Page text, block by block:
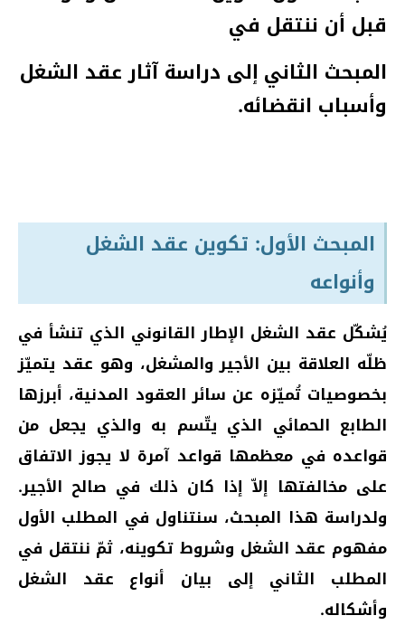
قبل أن ننتقل في
المبحث الثاني إلى دراسة آثار عقد الشغل
وأسباب انقضائه.
المبحث الأول: تكوين عقد الشغل
وأنواعه
يُشكّل عقد الشغل الإطار القانوني الذي تنشأ في
ظلّه العلاقة بين الأجير والمشغل، وهو عقد يتميّز
بخصوصيات تُميّزه عن سائر العقود المدنية، أبرزها
الطابع الحمائي الذي يتّسم به والذي يجعل من
قواعده في معظمها قواعد آمرة لا يجوز الاتفاق
على مخالفتها إلاّ إذا كان ذلك في صالح الأجير.
ولدراسة هذا المبحث، سنتناول في المطلب الأول
مفهوم عقد الشغل وشروط تكوينه، ثمّ ننتقل في
المطلب الثاني إلى بيان أنواع عقد الشغل
وأشكاله.